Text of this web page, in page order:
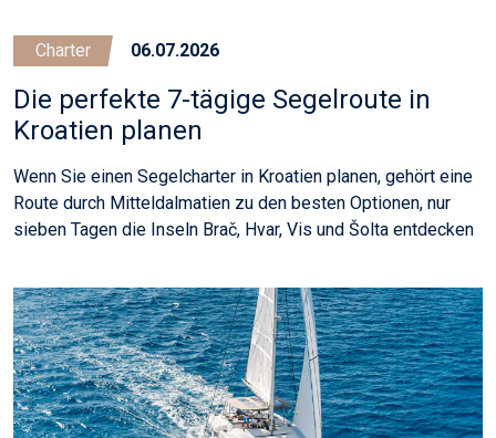
Charter 06.07.2026
Die perfekte 7-tägige Segelroute in
Kroatien planen
Wenn Sie einen Segelcharter in Kroatien planen, gehört eine
Route durch Mitteldalmatien zu den besten Optionen, nur
sieben Tagen die Inseln Brač, Hvar, Vis und Šolta entdecken